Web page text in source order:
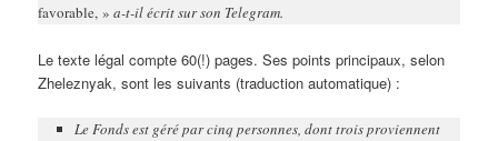
favorable, » a-t-il écrit sur son Telegram.
Le texte légal compte 60(!) pages. Ses points principaux, selon
Zheleznyak, sont les suivants (traduction automatique) :
Le Fonds est géré par cinq personnes, dont trois proviennent